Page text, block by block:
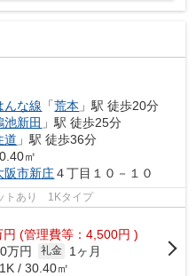
んな線 「荒本 」駅 徒歩20分
池新田 」駅 徒歩25分
道 」駅 徒歩36分
㎡
阪市新庄４丁目１０－１０
トあり 1Kタイプ
円 (管理費等：4,500円 )
0万円 礼金
1ヶ月
/ 30.40㎡